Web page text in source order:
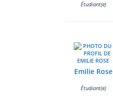
Étudiant(e)
Emilie Rose
Étudiant(e)